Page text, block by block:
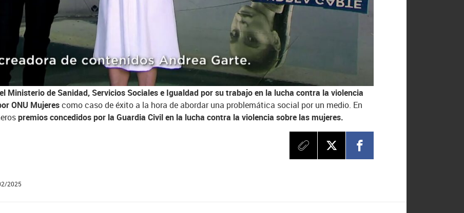
presenta también unanueva imagen corporativa coincidiendo con su década de recorrido,
Así, Antena 3, a través de las noticias líderes y de sus programas informativos, seguirá volcando
contra la violencia de género e intentar reducir el número de víctimas. ‘Contra el maltrato,
presencia en las emisoras del grupo -O nda Cero, Europa FM y Melodía FM-, en los
y en su página oficial.
distinciones por parte del Gobierno de España
y de varias comunidades autónomas, entre
Ministerio de Sanidad, Servicios Sociales e Igualdad por su trabajo en la lucha contra la violencia
ONU Mujerescomo caso de éxito a la hora de abordar una problemática social por un medio. En
premios concedidos por la Guardia Civil en la lucha contra la violencia sobre las mujeres.
2025